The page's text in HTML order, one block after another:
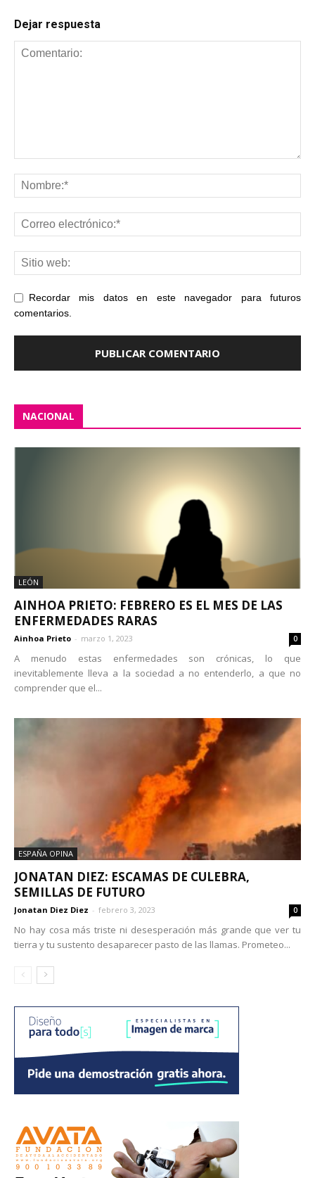
Dejar respuesta
Recordar mis datos en este navegador para futuros
comentarios.
NACIONAL
LEÓN
AINHOA PRIETO: FEBRERO ES EL MES DE LAS
ENFERMEDADES RARAS
Ainhoa Prieto - marzo 1, 2023 0
A menudo estas enfermedades son crónicas, lo que
inevitablemente lleva a la sociedad a no entenderlo, a que no
comprender que el...
ESPAÑA OPINA
JONATAN DIEZ: ESCAMAS DE CULEBRA,
SEMILLAS DE FUTURO
Jonatan Diez Diez - febrero 3, 2023 0
No hay cosa más triste ni desesperación más grande que ver tu
tierra y tu sustento desaparecer pasto de las llamas. Prometeo...